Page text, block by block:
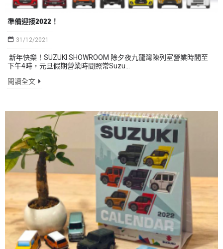
準備迎接2022！
31/12/2021
新年快樂！SUZUKI SHOWROOM 除夕夜九龍灣陳列室營業時間至
下午4時，元旦假期營業時間照常Suzu...
閱讀全文